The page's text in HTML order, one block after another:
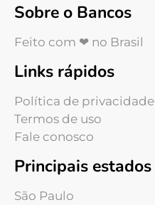
Sobre o Bancos
Feito com ❤ no Brasil
Links rápidos
Política de privacidade
Termos de uso
Fale conosco
Principais estados
São Paulo